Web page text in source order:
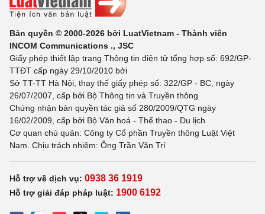
Bản quyền © 2000-2026 bởi LuatVietnam - Thành viên
INCOM Communications ., JSC
Giấy phép thiết lập trang Thông tin điện tử tổng hợp số: 692/GP-
TTĐT cấp ngày 29/10/2010 bởi
Sở TT-TT Hà Nội, thay thế giấy phép số: 322/GP - BC, ngày
26/07/2007, cấp bởi Bộ Thông tin và Truyền thông
Chứng nhận bản quyền tác giả số 280/2009/QTG ngày
16/02/2009, cấp bởi Bộ Văn hoá - Thể thao - Du lịch
Cơ quan chủ quản: Công ty Cổ phần Truyền thông Luật Việt
Nam. Chịu trách nhiệm: Ông Trần Văn Trí
Hỗ trợ về dịch vụ: 0938 36 1919
Hỗ trợ giải đáp pháp luật: 1900 6192